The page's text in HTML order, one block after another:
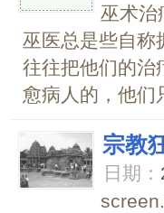
巫术治
巫医总是些自称
往往把他们的治
愈病人的，他们
宗教
日期：